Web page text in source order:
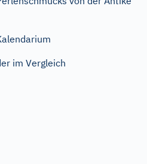
im Vergleich